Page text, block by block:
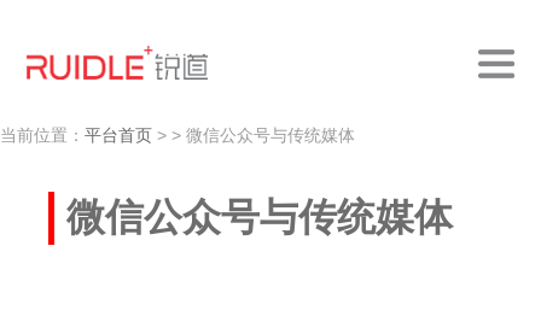
当前位置： 平台首页 > > 微信公众号与传统媒体
微信公众号与传统媒体